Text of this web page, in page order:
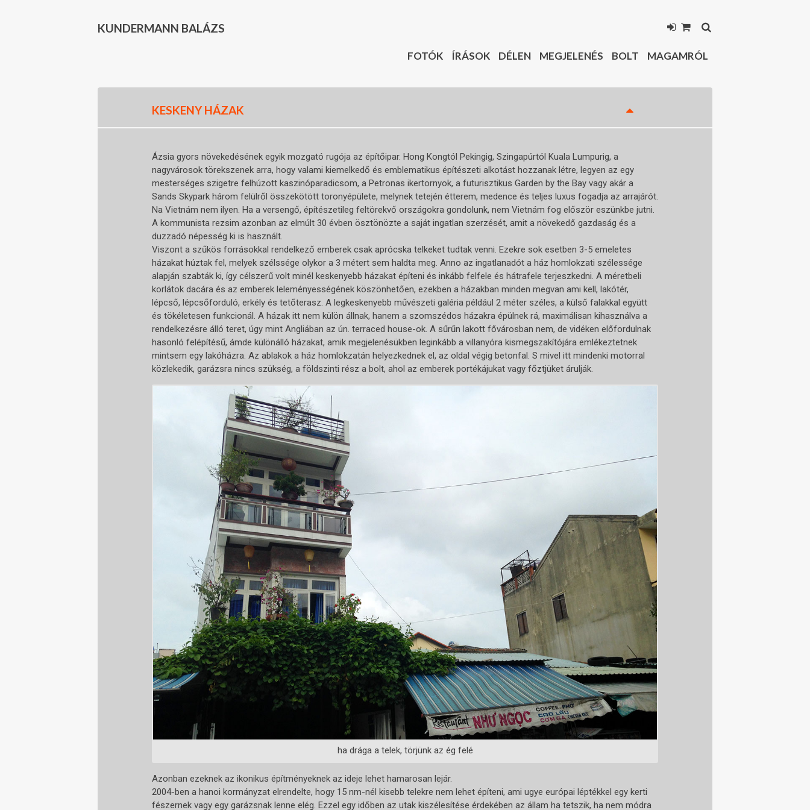
KUNDERMANN BALÁZS
FOTÓK ÍRÁSOK DÉLEN MEGJELENÉS BOLT MAGAMRÓL
KESKENY HÁZAK
Ázsia gyors növekedésének egyik mozgató rugója az építőipar. Hong Kongtól Pekingig, Szingapúrtól Kuala Lumpurig, a
nagyvárosok törekszenek arra, hogy valami kiemelkedő és emblematikus építészeti alkotást hozzanak létre, legyen az egy
mesterséges szigetre felhúzott kaszinóparadicsom, a Petronas ikertornyok, a futurisztikus Garden by the Bay vagy akár a
Sands Skypark három felülről összekötött toronyépülete, melynek tetején étterem, medence és teljes luxus fogadja az arrajárót.
Na Vietnám nem ilyen. Ha a versengő, építészetileg feltörekvő országokra gondolunk, nem Vietnám fog először eszünkbe jutni.
A kommunista rezsim azonban az elmúlt 30 évben ösztönözte a saját ingatlan szerzését, amit a növekedő gazdaság és a
duzzadó népesség ki is használt.
Viszont a szűkös forrásokkal rendelkező emberek csak aprócska telkeket tudtak venni. Ezekre sok esetben 3-5 emeletes
házakat húztak fel, melyek szélssége olykor a 3 métert sem haldta meg. Anno az ingatlanadót a ház homlokzati szélessége
alapján szabták ki, így célszerű volt minél keskenyebb házakat építeni és inkább felfele és hátrafele terjeszkedni. A méretbeli
korlátok dacára és az emberek leleményességének köszönhetően, ezekben a házakban minden megvan ami kell, lakótér,
lépcső, lépcsőforduló, erkély és tetőterasz. A legkeskenyebb művészeti galéria például 2 méter széles, a külső falakkal együtt
és tökéletesen funkcionál. A házak itt nem külön állnak, hanem a szomszédos házakra épülnek rá, maximálisan kihasználva a
rendelkezésre álló teret, úgy mint Angliában az ún. terraced house-ok. A sűrűn lakott fővárosban nem, de vidéken előfordulnak
hasonló felépítésű, ámde különálló házakat, amik megjelenésükben leginkább a villanyóra kismegszakítójára emlékeztetnek
mintsem egy lakóházra. Az ablakok a ház homlokzatán helyezkednek el, az oldal végig betonfal. S mivel itt mindenki motorral
közlekedik, garázsra nincs szükség, a földszinti rész a bolt, ahol az emberek portékájukat vagy főztjüket árulják.
ha drága a telek, törjünk az ég felé
Azonban ezeknek az ikonikus építményeknek az ideje lehet hamarosan lejár.
2004-ben a hanoi kormányzat elrendelte, hogy 15 nm-nél kisebb telekre nem lehet építeni, ami ugye európai léptékkel egy kerti
fészernek vagy egy garázsnak lenne elég. Ezzel egy időben az utak kiszélesítése érdekében az állam ha tetszik, ha nem módra